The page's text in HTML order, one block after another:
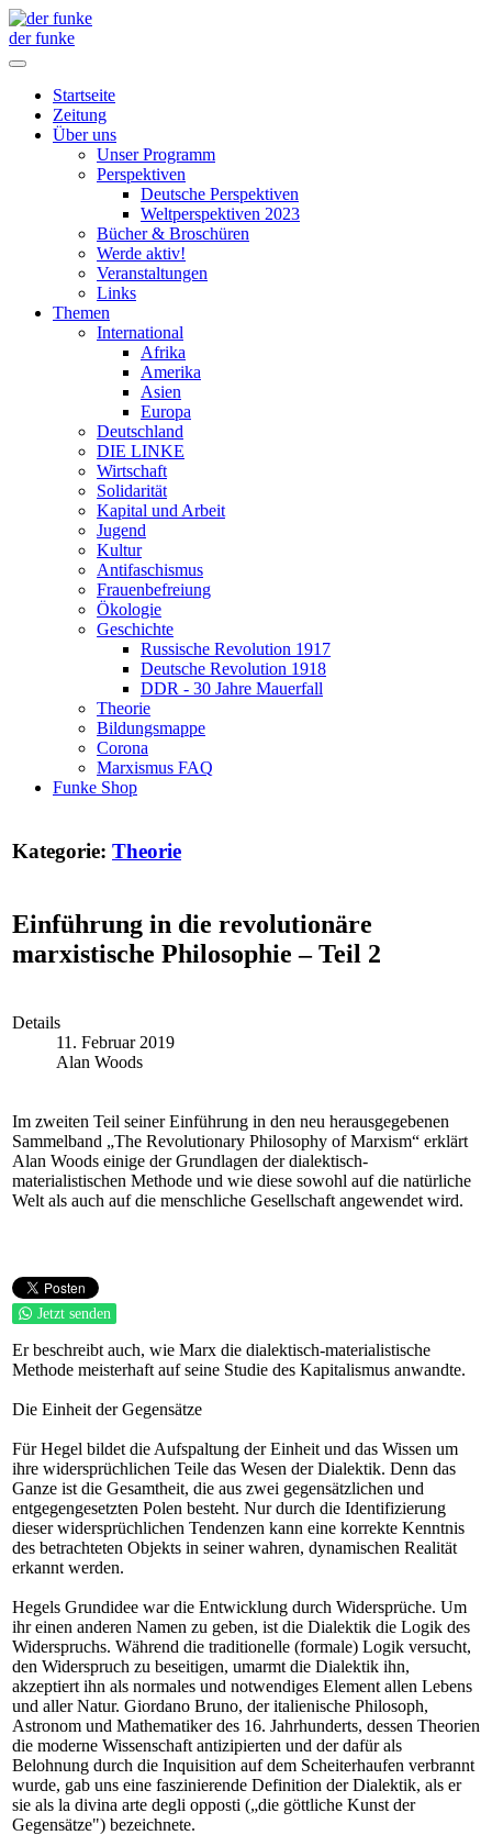
der funke
Startseite
Zeitung
Über uns
Unser Programm
Perspektiven
Deutsche Perspektiven
Weltperspektiven 2023
Bücher & Broschüren
Werde aktiv!
Veranstaltungen
Links
Themen
International
Afrika
Amerika
Asien
Europa
Deutschland
DIE LINKE
Wirtschaft
Solidarität
Kapital und Arbeit
Jugend
Kultur
Antifaschismus
Frauenbefreiung
Ökologie
Geschichte
Russische Revolution 1917
Deutsche Revolution 1918
DDR - 30 Jahre Mauerfall
Theorie
Bildungsmappe
Corona
Marxismus FAQ
Funke Shop
Kategorie: Theorie
Einführung in die revolutionäre
marxistische Philosophie – Teil 2
Details
11. Februar 2019
Alan Woods
Im zweiten Teil seiner Einführung in den neu herausgegebenen
Sammelband „The Revolutionary Philosophy of Marxism“ erklärt
Alan Woods einige der Grundlagen der dialektisch-
materialistischen Methode und wie diese sowohl auf die natürliche
Welt als auch auf die menschliche Gesellschaft angewendet wird.
Jetzt senden
Er beschreibt auch, wie Marx die dialektisch-materialistische
Methode meisterhaft auf seine Studie des Kapitalismus anwandte.
Die Einheit der Gegensätze
Für Hegel bildet die Aufspaltung der Einheit und das Wissen um
ihre widersprüchlichen Teile das Wesen der Dialektik. Denn das
Ganze ist die Gesamtheit, die aus zwei gegensätzlichen und
entgegengesetzten Polen besteht. Nur durch die Identifizierung
dieser widersprüchlichen Tendenzen kann eine korrekte Kenntnis
des betrachteten Objekts in seiner wahren, dynamischen Realität
erkannt werden.
Hegels Grundidee war die Entwicklung durch Widersprüche. Um
ihr einen anderen Namen zu geben, ist die Dialektik die Logik des
Widerspruchs. Während die traditionelle (formale) Logik versucht,
den Widerspruch zu beseitigen, umarmt die Dialektik ihn,
akzeptiert ihn als normales und notwendiges Element allen Lebens
und aller Natur. Giordano Bruno, der italienische Philosoph,
Astronom und Mathematiker des 16. Jahrhunderts, dessen Theorien
die moderne Wissenschaft antizipierten und der dafür als
Belohnung durch die Inquisition auf dem Scheiterhaufen verbrannt
wurde, gab uns eine faszinierende Definition der Dialektik, als er
sie als la divina arte degli opposti („die göttliche Kunst der
Gegensätze") bezeichnete.